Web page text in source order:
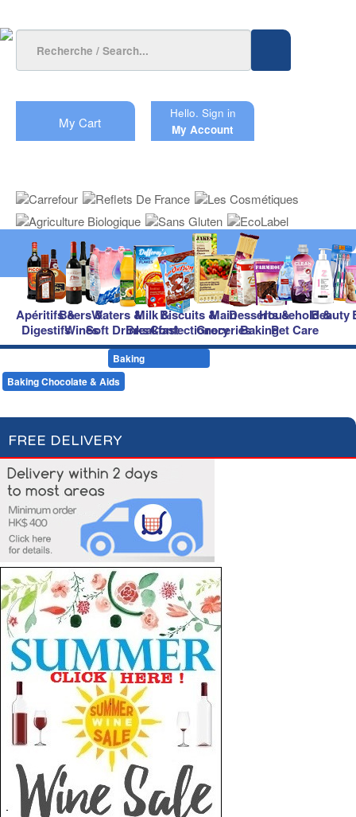
My Cart
Hello. Sign in
My Account
Apéritifs &
Digestifs
Beers &
Wines
Waters &
Soft Drinks
Milk &
Breakfast
Biscuits &
Confectionery
Main
Groceries
Desserts &
Baking
Household &
Pet Care
Beauty
Baking
Baking Chocolate & Aids
FREE DELIVERY